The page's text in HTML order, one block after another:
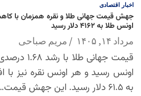
اخبار اقتصادی
جهش قیمت جهانی طلا و نقره همزمان با
اونس طلا به ۴۱۶۲ دلار رسید
مرداد ۱۴, ۱۴۰۵ مریم صباحی
به ۶۱.۵ دلار رسید. این جهش قیمت…